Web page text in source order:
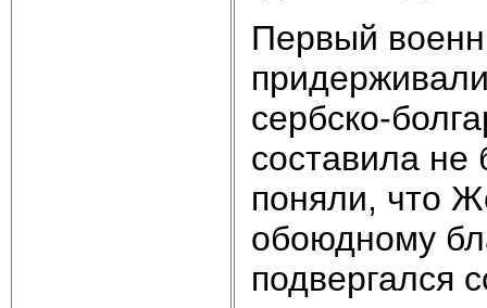
Первый
сербско-
составила не
поняли, что
обоюдному
подвергался